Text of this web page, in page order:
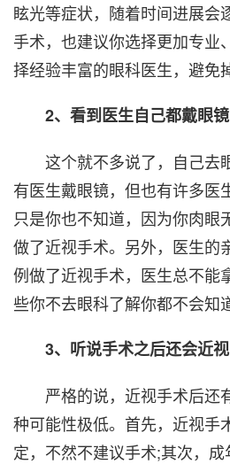
眩光等症状，随着时间进展会
手术，也建议你选择更加专业
择经验丰富的眼科医生，避免
2、看到医生自己都戴眼镜
这个就不多说了，自己去
有医生戴眼镜，但也有许多医
只是你也不知道，因为你肉眼
做了近视手术。另外，医生的
例做了近视手术，医生总不能
些你不去眼科了解你都不会知
3、听说手术之后还会近视
严格的说，近视手术后还
种可能性极低。首先，近视手
定，不然不建议手术;其次，